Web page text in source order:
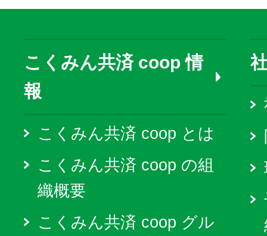
こくみん共済 coop 情
報
こくみん共済 coop とは
こくみん共済 coop の組
織概要
こくみん共済 coop グル